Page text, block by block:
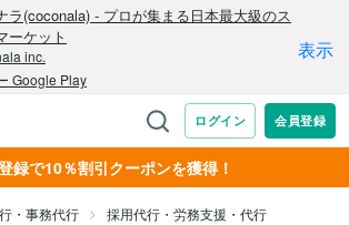
録で10％割引クーポンを獲得！
・事務代行
採用代行・労務支援・代行